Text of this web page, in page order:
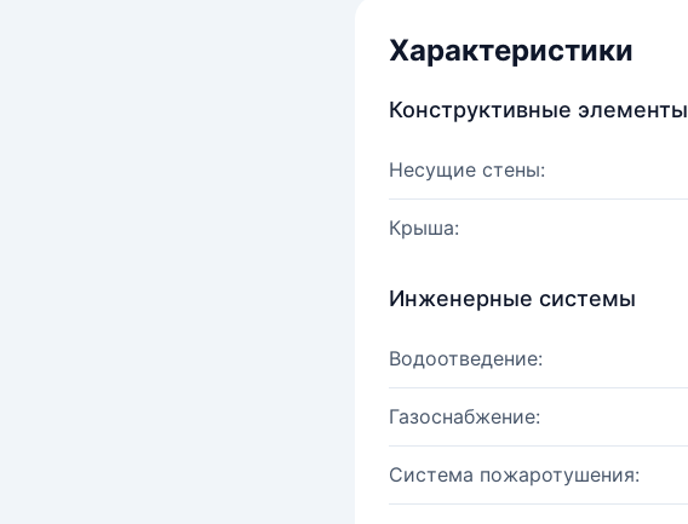
Характеристики
Конструктивные элементы
Несущие стены:
Крыша:
Инженерные системы
Водоотведение:
Газоснабжение:
Система пожаротушения: